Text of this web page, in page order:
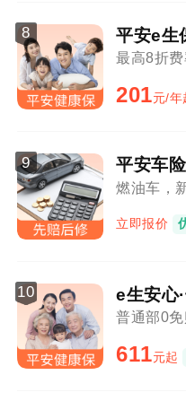
8 平安e生
最高8折
201元/年
9 平安车险
燃油车，
立即报价
10 e生安心
普通部0
611元起